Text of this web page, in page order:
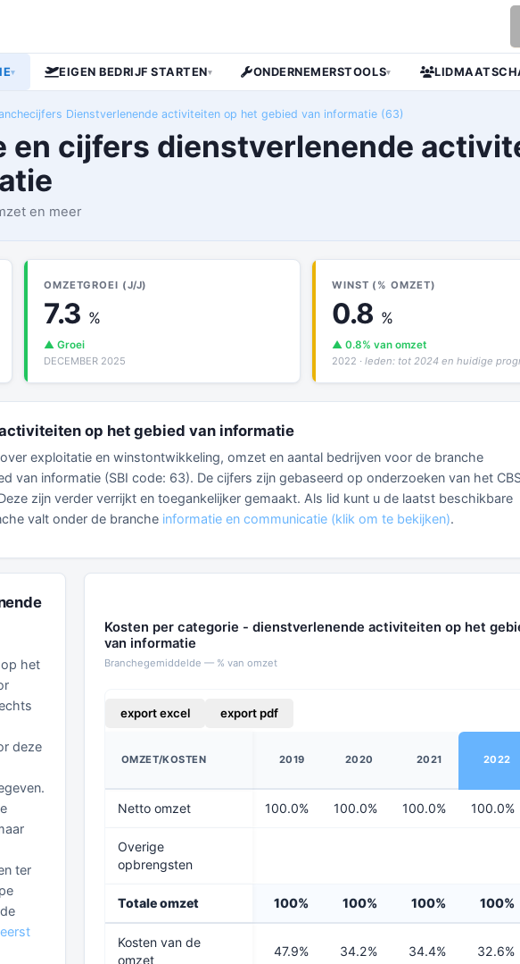
▾ EIGEN BEDRIJF STARTEN▾ ONDERNEMERSTOOLS▾
Dienstverlenende activiteiten op het gebied van informatie (63)
en cijfers dienstverlenende
en meer
OMZETGROEI (J/J)
7.3 %
▲ Groei
DECEMBER 2025
WINST (% OMZET)
0.8 %
▲ 0.8% van omzet
2022 · leden: tot 2024 en huidige
op het gebied van informatie
exploitatie en winstontwikkeling, omzet en aantal bedrijven voor de branche
van informatie (SBI code: 63). De cijfers zijn gebaseerd op onderzoeken van het
zijn verder verrijkt en toegankelijker gemaakt. Als lid kunt u de laatst beschikbare
valt onder de branche informatie en communicatie (klik om te bekijken).
het
deze
ter
Kosten per categorie - dienstverlenende activiteiten op het
van informatie
Branchegemiddelde — % van omzet
export excel export pdf
OMZET/KOSTEN 2019 2020 2021 2022
Netto omzet 100.0% 100.0% 100.0% 100.0%
Overige
opbrengsten
Totale omzet 100% 100% 100% 100%
Kosten van de
omzet
47.9% 34.2% 34.4% 32.6%